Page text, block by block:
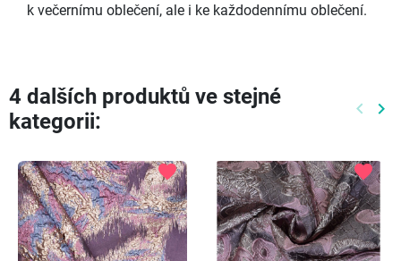
k večernímu oblečení, ale i ke každodennímu oblečení.
4 dalších produktů ve stejné
kategorii:
keyboard_arrow_left keyboard_arrow_right
favorite favorite